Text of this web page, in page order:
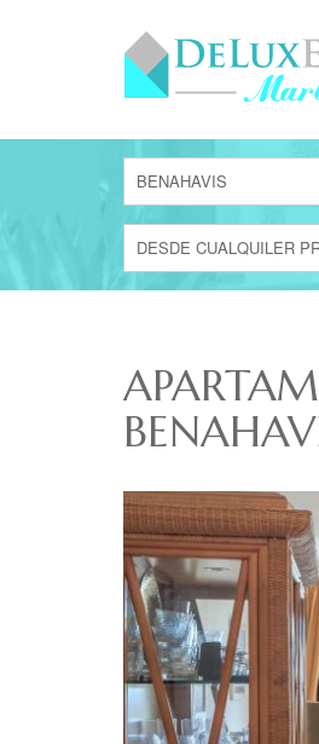
BENAHAVIS
DESDE CUALQUILER